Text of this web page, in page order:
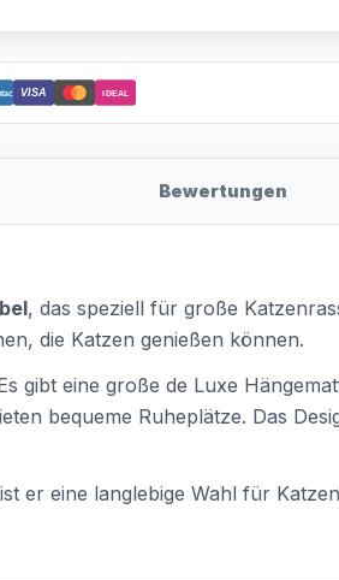
VISA iDEAL
Bewertungen
, das speziell für große
die Katzen genießen können.
gibt eine große de Luxe
bequeme Ruheplätze. Das
er eine langlebige Wahl für